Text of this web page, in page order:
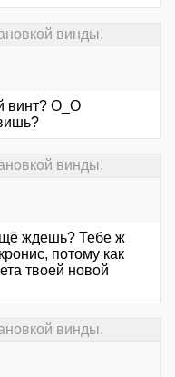
винды.
винт? O_O
винды.
ждешь? Тебе ж
потому как
твоей новой
винды.